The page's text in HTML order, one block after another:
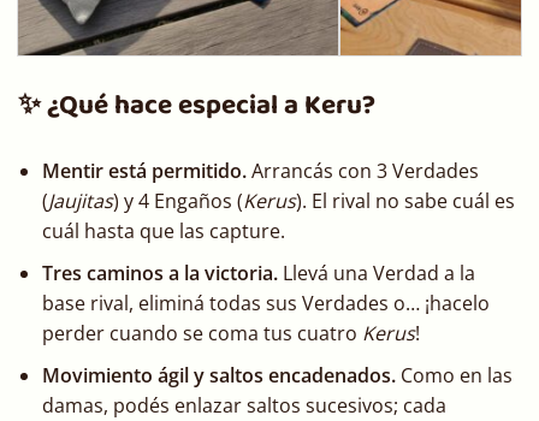
✨ ¿Qué hace especial a Keru?
Mentir está permitido.Arrancás con 3 Verdades
(Jaujitas) y 4 Engaños (Kerus). El rival no sabe cuál es
cuál hasta que las capture.
Tres caminos a la victoria. Llevá una Verdad a la
base rival, eliminá todas sus Verdades o… ¡hacelo
perder cuando se coma tus cuatro Kerus!
Movimiento ágil y saltos encadenados. Como en las
damas, podés enlazar saltos sucesivos; cada